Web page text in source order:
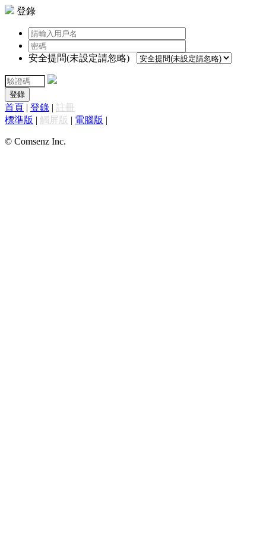
登錄
安全提問(未設定請忽略)
登錄
首頁 | 登錄 | 註冊
標準版 | 觸屏版 | 電腦版 |
© Comsenz Inc.